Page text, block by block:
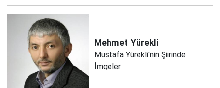
Mehmet Yürekli
Mustafa Yürekli'nin Şiirinde
İmgeler